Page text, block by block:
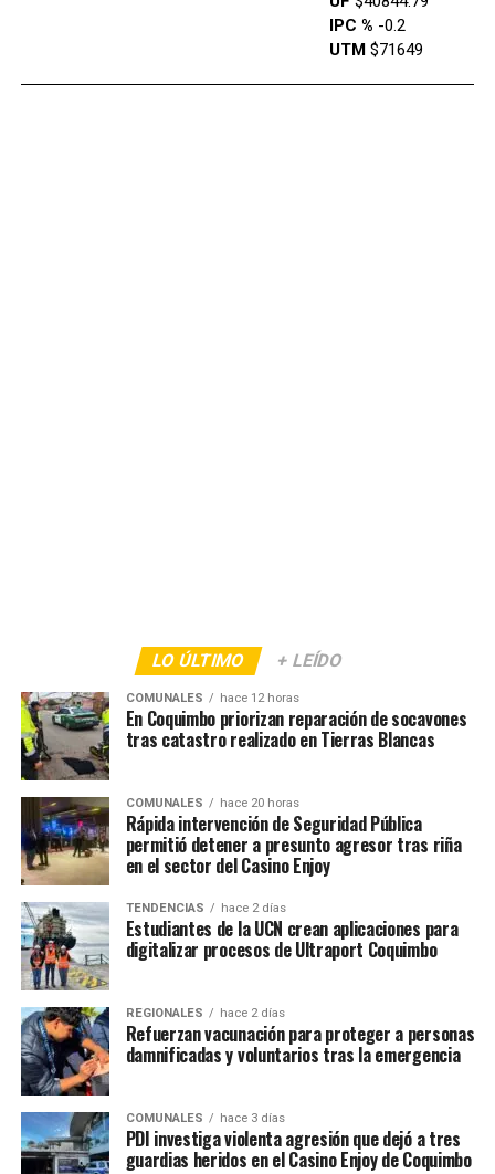
IPC % -0.2
UTM$71649
LO ÚLTIMO + LEÍDO
COMUNALES hace 12 horas
En Coquimbo priorizan reparación de socavones
tras catastro realizado en Tierras Blancas
COMUNALES hace 20 horas
Rápida intervención de Seguridad Pública
permitió detener a presunto agresor tras riña
en el sector del Casino Enjoy
TENDENCIAS hace 2 días
Estudiantes de la UCN crean aplicaciones para
digitalizar procesos de Ultraport Coquimbo
REGIONALES hace 2 días
Refuerzan vacunación para proteger a personas
damnificadas y voluntarios tras la emergencia
COMUNALES hace 3 días
PDI investiga violenta agresión que dejó a tres
guardias heridos en el Casino Enjoy de Coquimbo